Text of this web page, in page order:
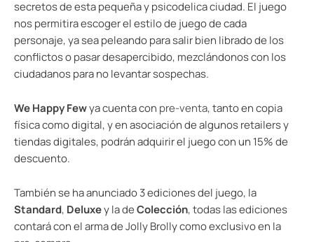
secretos de esta pequeña y psicodelica ciudad. El juego
nos permitira escoger el estilo de juego de cada
personaje, ya sea peleando para salir bien librado de los
conflictos o pasar desapercibido, mezclándonos con los
ciudadanos para no levantar sospechas.
We Happy Fewya cuenta con pre-venta, tanto en copia
física como digital, y en asociación de algunos retailers y
tiendas digitales, podrán adquirir el juego con un 15% de
descuento.
También se ha anunciado 3 ediciones del juego, la
Standard, Deluxey la deColección, todas las ediciones
contará con el arma de Jolly Brolly como exclusivo en la